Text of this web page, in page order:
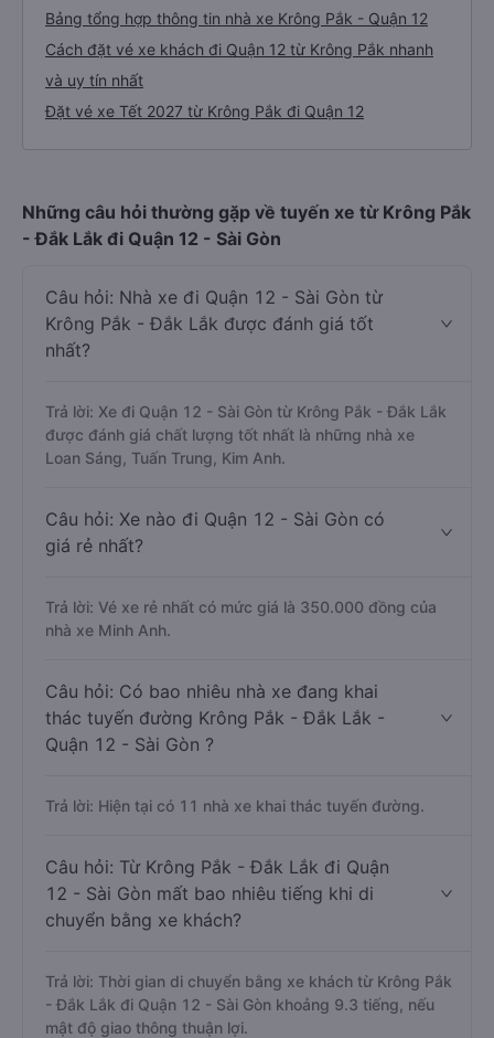
Bảng tổng hợp thông tin nhà xe Krông Pắk - Quận 12
Cách đặt vé xe khách đi Quận 12 từ Krông Pắk nhanh
và uy tín nhất
Đặt vé xe Tết 2027 từ Krông Pắk đi Quận 12
Những câu hỏi thường gặp về tuyến xe từ Krông Pắk
- Đắk Lắk đi Quận 12 - Sài Gòn
Câu hỏi: Nhà xe đi Quận 12 - Sài Gòn từ
Krông Pắk - Đắk Lắk được đánh giá tốt
nhất?
Trả lời: Xe đi Quận 12 - Sài Gòn từ Krông Pắk - Đắk Lắk
được đánh giá chất lượng tốt nhất là những nhà xe
Loan Sáng, Tuấn Trung, Kim Anh.
Câu hỏi: Xe nào đi Quận 12 - Sài Gòn có
giá rẻ nhất?
Trả lời: Vé xe rẻ nhất có mức giá là 350.000 đồng của
nhà xe Minh Anh.
Câu hỏi: Có bao nhiêu nhà xe đang khai
thác tuyến đường Krông Pắk - Đắk Lắk -
Quận 12 - Sài Gòn ?
Trả lời: Hiện tại có 11 nhà xe khai thác tuyến đường.
Câu hỏi: Từ Krông Pắk - Đắk Lắk đi Quận
12 - Sài Gòn mất bao nhiêu tiếng khi di
chuyển bằng xe khách?
Trả lời: Thời gian di chuyển bằng xe khách từ Krông Pắk
- Đắk Lắk đi Quận 12 - Sài Gòn khoảng 9.3 tiếng, nếu
mật độ giao thông thuận lợi.